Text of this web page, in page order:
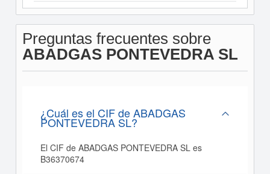
Preguntas frecuentes sobre
ABADGAS PONTEVEDRA SL
¿Cuál es el CIF de ABADGAS
PONTEVEDRA SL?
El CIF de ABADGAS PONTEVEDRA SL es
B36370674